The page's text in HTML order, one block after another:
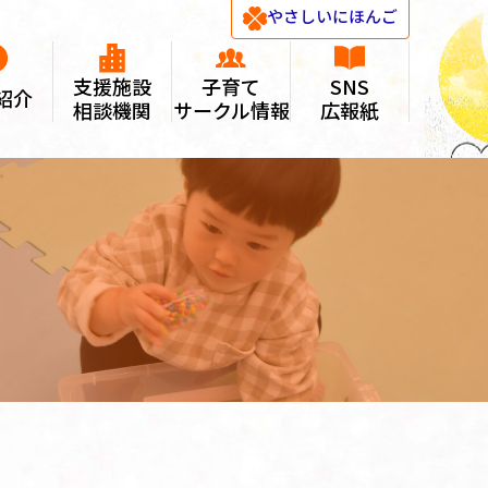
やさしいにほんご
介
支援施設
相談機関
子育て
サークル情報
SNS
広報紙